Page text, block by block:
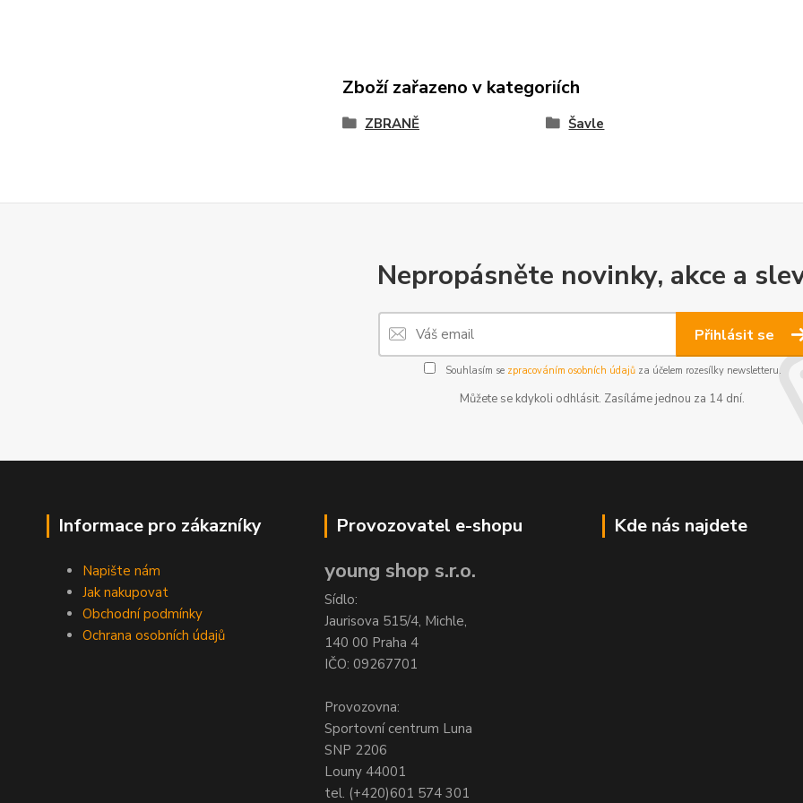
Zboží zařazeno v kategoriích
ZBRANĚ Šavle
Nepropásněte novinky, akce a
Přihlásit se
Souhlasím se zpracováním osobních údajůza účelem rozesílky newsletteru.
Můžete se kdykoli odhlásit. Zasíláme jednou za 14 dní.
Informace pro zákazníky
Napište nám
Jak nakupovat
Obchodní podmínky
Ochrana osobních údajů
Provozovatel e-shopu
young shop s.r.o.
Sídlo:
Jaurisova 515/4, Michle,
140 00 Praha 4
IČO: 09267701
Provozovna:
Sportovní centrum Luna
SNP 2206
Louny 44001
tel. (+420)601 574 301
Kde nás najdete